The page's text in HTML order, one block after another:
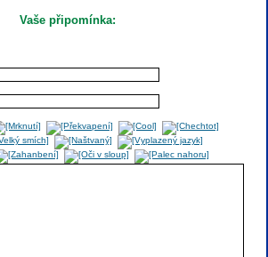
Vaše připomínka: